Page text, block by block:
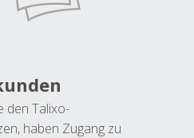
den Talixo-
haben Zugang zu